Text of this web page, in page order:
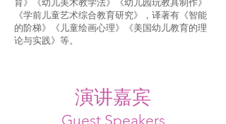
育》《幼儿美术教学法》《幼儿园玩教具制作》
《学前儿童艺术综合教育研究》，译著有《智能
的阶梯》《儿童绘画心理》《美国幼儿教育的理
论与实践》等。
演讲嘉宾
Guest Speakers